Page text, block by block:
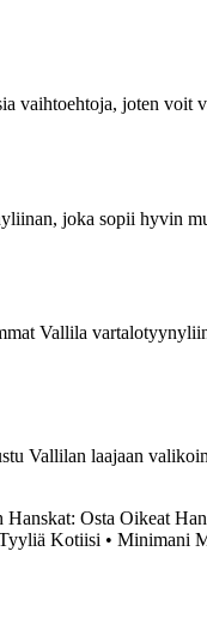
vaihtoehtoja, joten voit
joka sopii hyvin
Vallila
Vallilan laajaan
Osta Oikeat
Kotiisi • Minimani